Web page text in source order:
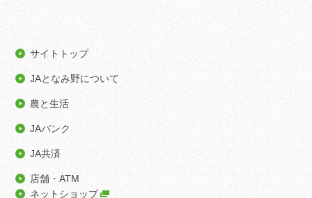
サイトトップ
JAとなみ野について
農と生活
JAバンク
JA共済
店舗・ATM
ネットショップ